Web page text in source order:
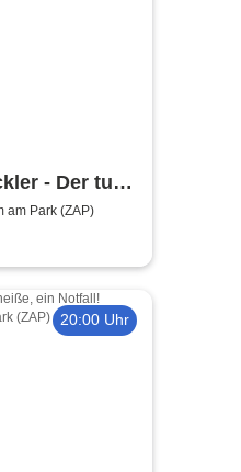
- Der tut's
am Park (ZAP)
20:00 Uhr